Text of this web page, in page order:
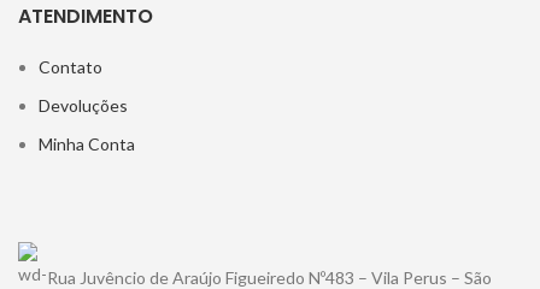
ATENDIMENTO
Contato
Devoluções
Minha Conta
Rua Juvêncio de Araújo Figueiredo Nº483 – Vila Perus – São